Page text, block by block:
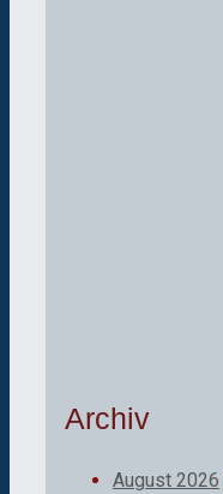
Archiv
August 2026